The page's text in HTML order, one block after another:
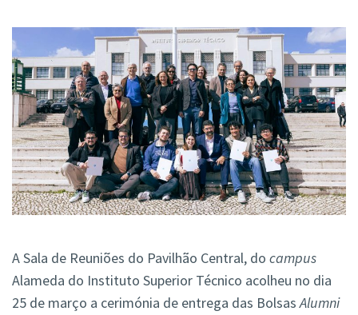
A Sala de Reuniões do Pavilhão Central, do campus
Alameda do Instituto Superior Técnico acolheu no dia
25 de março a cerimónia de entrega das BolsasAlumni